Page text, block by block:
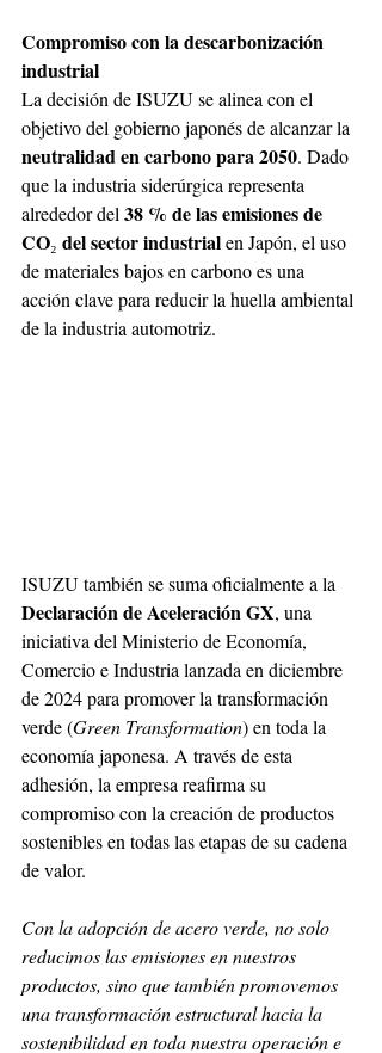
Compromiso con la descarbonización
industrial
La decisión de ISUZU se alinea con el
objetivo del gobierno japonés de alcanzar la
neutralidad en carbono para 2050. Dado
que la industria siderúrgica representa
alrededor del 38 % de las emisiones de
CO₂ del sector industrial en Japón, el uso
de materiales bajos en carbono es una
acción clave para reducir la huella ambiental
de la industria automotriz.
ISUZU también se suma oficialmente a la
Declaración de Aceleración GX, una
iniciativa del Ministerio de Economía,
Comercio e Industria lanzada en diciembre
de 2024 para promover la transformación
verde (Green Transformation) en toda la
economía japonesa. A través de esta
adhesión, la empresa reafirma su
compromiso con la creación de productos
sostenibles en todas las etapas de su cadena
de valor.
Con la adopción de acero verde, no solo
reducimos las emisiones en nuestros
productos, sino que también promovemos
una transformación estructural hacia la
sostenibilidad en toda nuestra operación e